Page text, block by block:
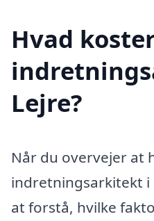
Hvad
Lejre?
Når du overvejer at
indretningsarkitekt
at forstå, hvilke